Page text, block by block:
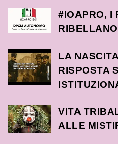
#IOAPRO, I
LA
RISPOSTA
VITA
ALLE